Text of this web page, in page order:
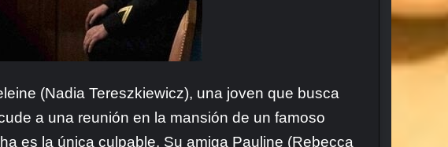
(Nadia Tereszkiewicz), una joven que busca
a una reunión en la mansión de un famoso
es la única culpable. Su amiga Pauline (Rebecca